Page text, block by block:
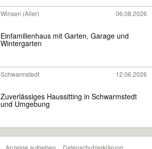
Winsen (Aller) 06.08.2026
Einfamilienhaus mit Garten, Garage und
Wintergarten
Schwarmstedt 12.06.2026
Zuverlässiges Haussitting in Schwarmstedt
und Umgebung
Anzeige aufgeben Datenschutzerklärung